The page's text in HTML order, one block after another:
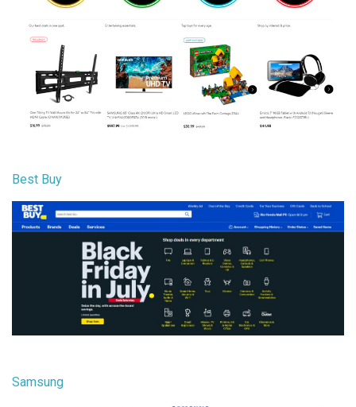
Best Buy
Samsung